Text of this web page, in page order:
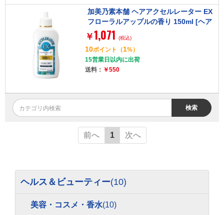
加美乃素本舗 ヘアアクセルレーター EX
フローラルアップルの香り 150ml [ヘア
ローション]
￥1,071 (税込)
10ポイント （1%）
15営業日以内に出荷
送料： ￥550
検索
前へ 1 次へ
ヘルス＆ビューティー(10)
美容・コスメ・香水(10)